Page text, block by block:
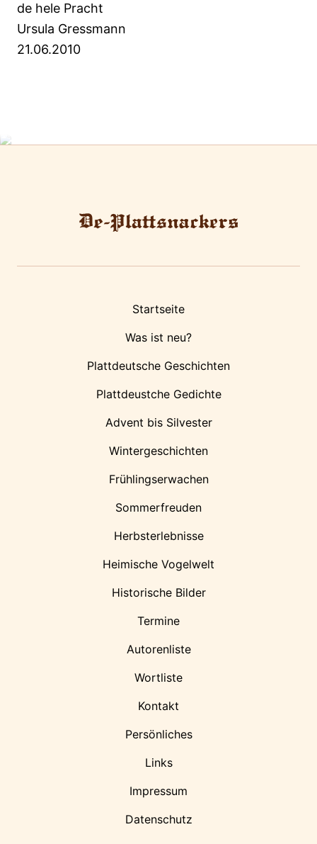
de hele Pracht
Ursula Gressmann
21.06.2010
Startseite
Was ist neu?
Plattdeutsche Geschichten
Plattdeustche Gedichte
Advent bis Silvester
Wintergeschichten
Frühlingserwachen
Sommerfreuden
Herbsterlebnisse
Heimische Vogelwelt
Historische Bilder
Termine
Autorenliste
Wortliste
Kontakt
Persönliches
Links
Impressum
Datenschutz